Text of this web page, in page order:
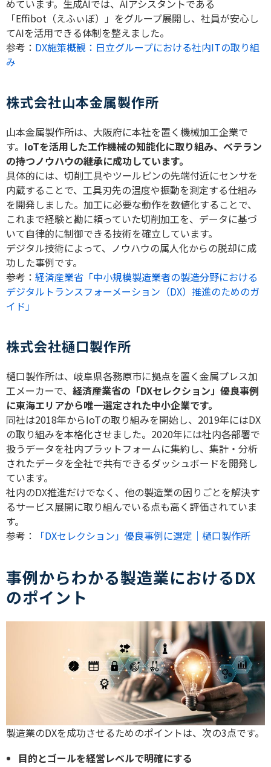
めています。生成AIでは、 AIアシスタントである
「Effibot （えふぃぼ）」をグループ展開し、社員が安心し
てAIを活用できる体制を整えました。
参考： DX施策概観：日立グループにおける社内ITの取り組
み
株式会社山本金属製作所
山本金属製作所は、大阪府に本社を置く機械加工企業で
す。 IoTを活用した工作機械の知能化に取り組み、ベテラン
の持つノウハウの継承に成功しています。
具体的には、切削工具やツールピンの先端付近にセンサを
内蔵することで、工具刃先の温度や振動を測定する仕組み
を開発しました。加工に必要な動作を数値化することで、
これまで経験と勘に頼っていた切削加工を、データに基づ
いて自律的に制御できる技術を確立しています。
デジタル技術によって、ノウハウの属人化からの脱却に成
功した事例です。
参考： 経済産業省「中小規模製造業者の製造分野における
デジタルトランスフォーメーション（DX）推進のためのガ
イド」
株式会社樋口製作所
樋口製作所は、岐阜県各務原市に拠点を置く金属プレス加
工メーカーで、 経済産業省の「DXセレクション」優良事例
に東海エリアから唯一選定された中小企業です。
同社は2018年からIoTの取り組みを開始し、 2019年にはDX
の取り組みを本格化させました。 2020年には社内各部署で
扱うデータを社内プラットフォームに集約し、集計・分析
されたデータを全社で共有できるダッシュボードを開発し
ています。
社内のDX推進だけでなく、他の製造業の困りごとを解決す
るサービス展開に取り組んでいる点も高く評価されていま
す。
参考：
「DXセレクション」優良事例に選定｜樋口製作所
事例からわかる製造業におけるDX
のポイント
製造業のDXを成功させるためのポイントは、次の3点です。
目的とゴールを経営レベルで明確にする